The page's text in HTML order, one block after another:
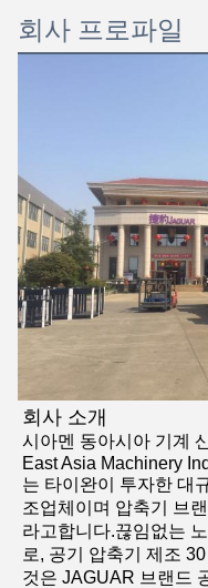
회사 프로파일
회사 소개
시아멘 동아시아 기계
East Asia Machinery
는 타이완이 투자한 대
조업체이며 압축기 브
라고합니다.끊임없는
로, 공기 압축기 제조
것은 JAGUAR 브랜드